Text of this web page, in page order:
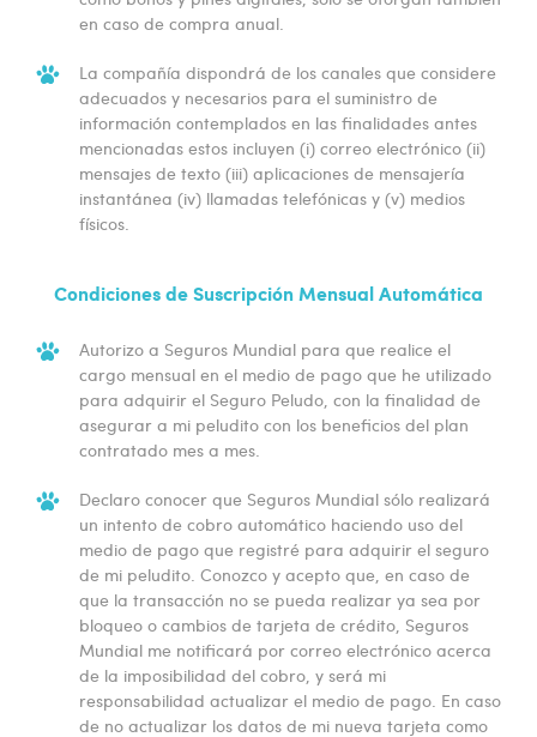
en caso de compra anual.
La compañía dispondrá de los canales que considere
adecuados y necesarios para el suministro de
información contemplados en las finalidades antes
mencionadas estos incluyen (i) correo electrónico (ii)
mensajes de texto (iii) aplicaciones de mensajería
instantánea (iv) llamadas telefónicas y (v) medios
físicos.
Condiciones de Suscripción Mensual Automática
Autorizo a Seguros Mundial para que realice el
cargo mensual en el medio de pago que he utilizado
para adquirir el Seguro Peludo, con la finalidad de
asegurar a mi peludito con los beneficios del plan
contratado mes a mes.
Declaro conocer que Seguros Mundial sólo realizará
un intento de cobro automático haciendo uso del
medio de pago que registré para adquirir el seguro
de mi peludito. Conozco y acepto que, en caso de
que la transacción no se pueda realizar ya sea por
bloqueo o cambios de tarjeta de crédito, Seguros
Mundial me notificará por correo electrónico acerca
de la imposibilidad del cobro, y será mi
responsabilidad actualizar el medio de pago. En caso
de no actualizar los datos de mi nueva tarjeta como